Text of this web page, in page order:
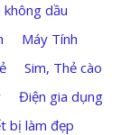
không dầu
Máy Tính
Sim, Thẻ cào
Điện gia dụng
bị làm đẹp